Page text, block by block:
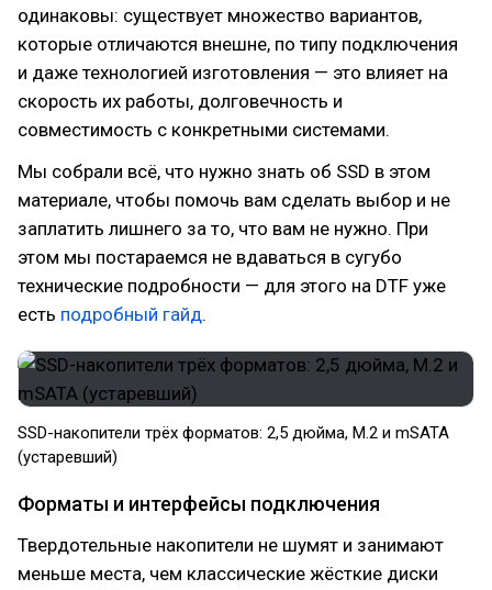
одинаковы: существует множество вариантов,
которые отличаются внешне, по типу подключения
и даже технологией изготовления — это влияет на
скорость их работы, долговечность и
совместимость с конкретными системами.
Мы собрали всё, что нужно знать об SSD в этом
материале, чтобы помочь вам сделать выбор и не
заплатить лишнего за то, что вам не нужно. При
этом мы постараемся не вдаваться в сугубо
технические подробности — для этого на DTF уже
есть подробный гайд.
SSD-накопители трёх форматов: 2,5 дюйма, M.2 и mSATA
(устаревший)
Форматы и интерфейсы подключения
Твердотельные накопители не шумят и занимают
меньше места, чем классические жёсткие диски